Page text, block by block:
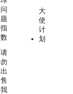
问
题
指
数
请
勿
出
售
我
大
使
计
划